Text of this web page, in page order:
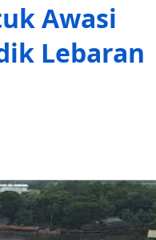
Awasi
Lebaran